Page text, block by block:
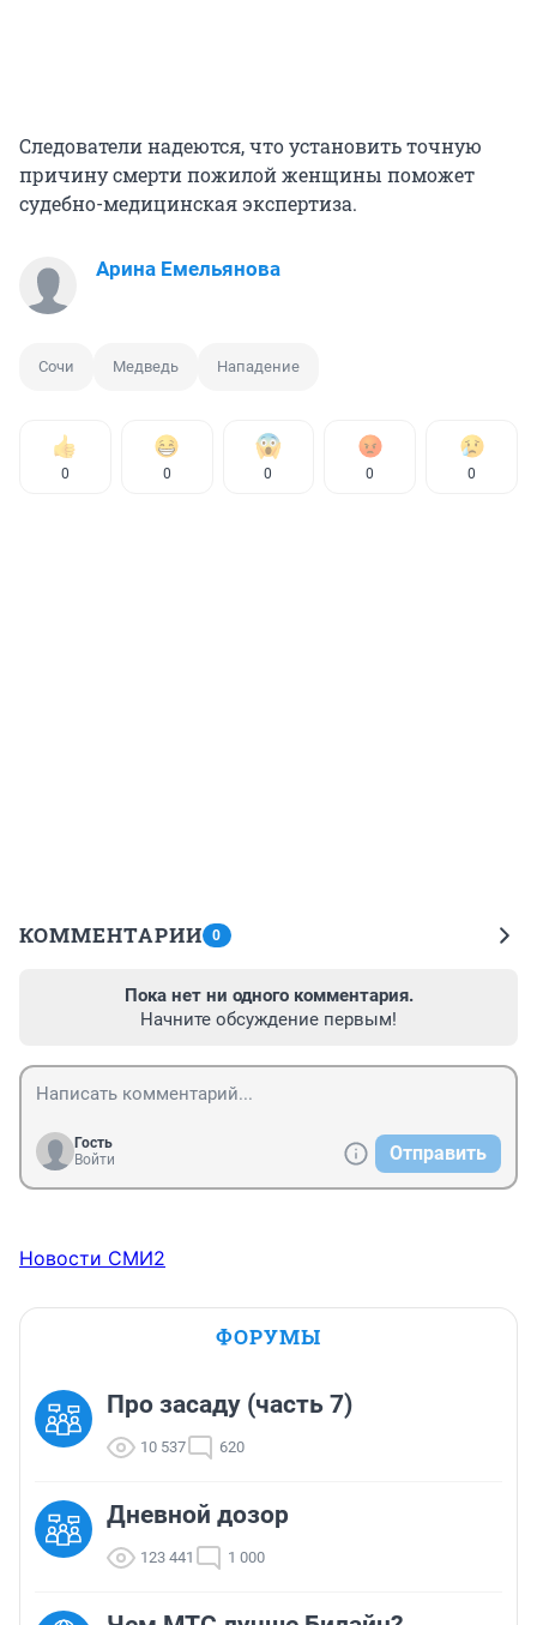
Следователи надеются, что установить точную
причину смерти пожилой женщины поможет
судебно-медицинская экспертиза.
Арина Емельянова
Сочи Медведь Нападение
0 0 0 0 0
КОММЕНТАРИИ 0
Пока нет ни одного комментария.
Начните обсуждение первым!
Гость
Войти
Отправить
Новости СМИ2
ФОРУМЫ
Про засаду (часть 7)
10 537 620
Дневной дозор
123 441 1 000